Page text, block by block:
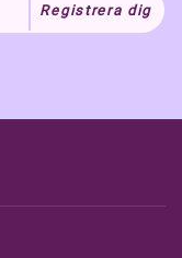
Registrera dig